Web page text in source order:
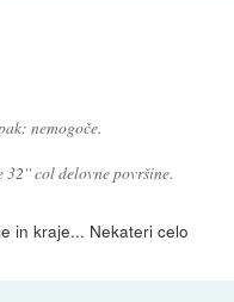
nemogoče.
32'' col delovne površine.
in kraje... Nekateri celo